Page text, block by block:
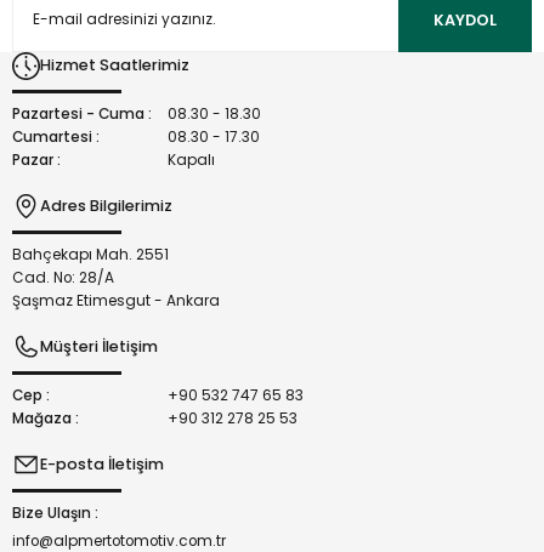
Ürün açıklamasında eksik bilgiler bulunuyor.
Bu ürüne benzer farklı alternatifler olmalı.
KAYDOL
Hizmet Saatlerimiz
Pazartesi - Cuma :
08.30 - 18.30
Cumartesi :
08.30 - 17.30
Pazar :
Kapalı
Adres Bilgilerimiz
Bahçekapı Mah. 2551
Cad. No: 28/A
Şaşmaz Etimesgut - Ankara
Müşteri İletişim
Cep :
+90 532 747 65 83
Mağaza :
+90 312 278 25 53
E-posta İletişim
Bize Ulaşın :
info@alpmertotomotiv.com.tr